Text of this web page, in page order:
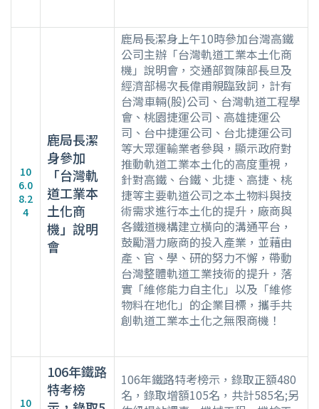
10
6.0
8.2
4
鹿局長潔
身參加
「台灣軌
道工業本
土化商
機」說明
會
鹿局長潔身上午10時參加台灣高鐵
公司主辦「台灣軌道工業本土化商
機」說明會，交通部賀陳部長旦及
經濟部楊次長偉甫親臨致詞，計有
台灣車輛(股)公司、台灣軌道工程學
會、桃園捷運公司、高雄捷運公
司、台中捷運公司、台北捷運公司
等大眾運輸業者參與，顯示政府對
推動軌道工業本土化的高度重視，
針對高鐵、台鐵、北捷、高捷、桃
捷等主要軌道公司之本土物料與技
術需求進行本土化的提升，廠商與
各鐵道機構建立橫向的溝通平台，
鼓勵潛力廠商的投入產業，並藉由
產、官、學、研的努力不懈，帶動
台灣整體軌道工業技術的提升，落
實「維修能力自主化」以及「維修
物料在地化」的企業目標，攜手共
創軌道工業本土化之無限商機！
10
106年鐵路
特考榜
106年鐵路特考榜示，錄取正額480
名，錄取增額105名，共計585名;另